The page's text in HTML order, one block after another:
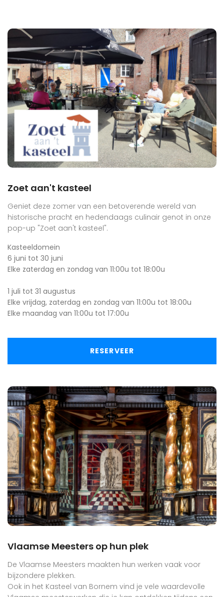
Zoet aan't kasteel
Geniet deze zomer van een betoverende wereld van
historische pracht en hedendaags culinair genot in onze
pop-up "Zoet aan't kasteel".
Kasteeldomein
6 juni tot 30 juni
Elke zaterdag en zondag van 11:00u tot 18:00u
1 juli tot 31 augustus
Elke vrijdag, zaterdag en zondag van 11:00u tot 18:00u
Elke maandag van 11:00u tot 17:00u
RESERVEER
Vlaamse Meesters op hun plek
De Vlaamse Meesters maakten hun werken vaak voor
bijzondere plekken.
Ook in het Kasteel van Bornem vind je vele waardevolle